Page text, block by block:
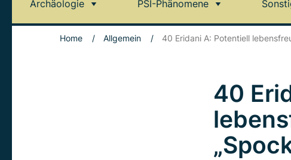
Archäologie PSI-Phänomene
Home / Allgemein / 40 Eridani A: Potentiell
40